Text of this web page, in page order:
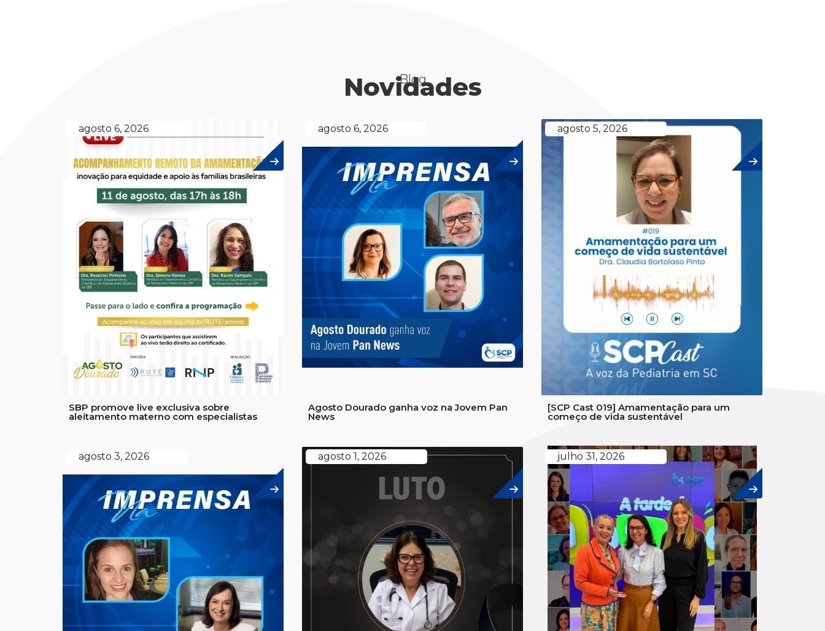
Blog
Novidades
agosto 6, 2026
SBP promove live exclusiva sobre
aleitamento materno com especialistas
agosto 6, 2026
Agosto Dourado ganha voz na Jovem Pan
News
agosto 5, 2026
[SCP Cast 019] Amamentação para um
começo de vida sustentável
agosto 3, 2026 agosto 1, 2026 julho 31, 2026